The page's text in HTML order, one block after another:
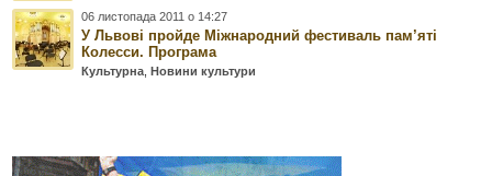
06 листопада 2011 о 14:27
У Львові пройде Міжнародний фестиваль пам’яті
Колесси. Програма
Культурна ,Новини культури